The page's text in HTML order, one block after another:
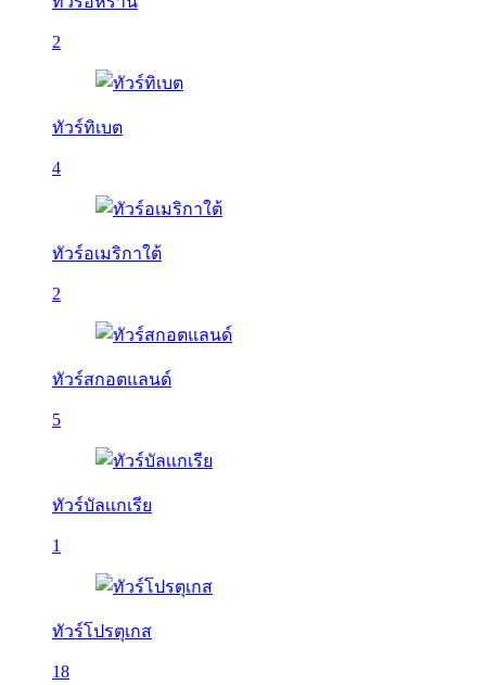
2
ทัวร์ทิเบต
4
ทัวร์อเมริกาใต้
2
ทัวร์สกอตแลนด์
5
ทัวร์บัลเเกเรีย
1
ทัวร์โปรตุเกส
18